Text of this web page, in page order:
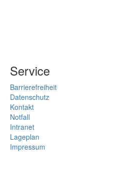
Service
Barrierefreiheit
Datenschutz
Kontakt
Notfall
Intranet
Lageplan
Impressum